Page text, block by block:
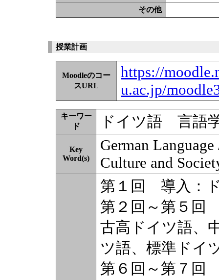
その他
授業計画
Moodleのコー
スURL
https://
u.ac.jp/
キーワー
ド
ドイツ語 言語
Key
Word(s)
German
Culture and
第１回 導入：
第２回～第５回
古高ドイツ語、
ツ語、標準ドイ
第６回～第７回